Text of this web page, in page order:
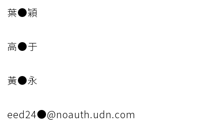
葉●穎
高●于
黃●永
eed24●@noauth.udn.com